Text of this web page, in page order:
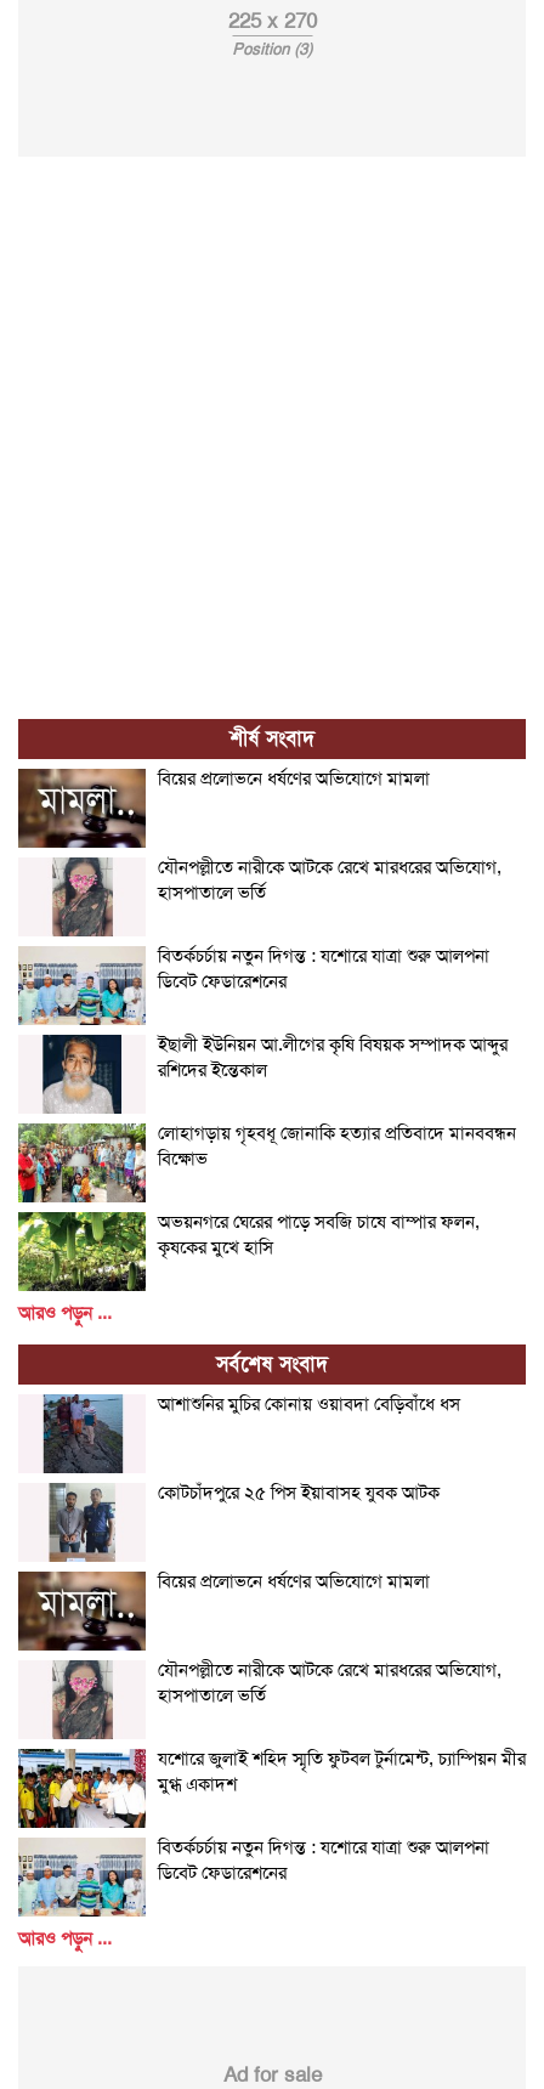
225 x 270
Position (3)
শীর্ষ সংবাদ
বিয়ের প্রলোভনে ধর্ষণের অভিযোগে মামলা
যৌনপল্লীতে নারীকে আটকে রেখে মারধরের অভিযোগ,
হাসপাতালে ভর্তি
বিতর্কচর্চায় নতুন দিগন্ত : যশোরে যাত্রা শুরু আলপনা
ডিবেট ফেডারেশনের
ইছালী ইউনিয়ন আ.লীগের কৃষি বিষয়ক সম্পাদক আব্দুর
রশিদের ইন্তেকাল
লোহাগড়ায় গৃহবধূ জোনাকি হত্যার প্রতিবাদে মানববন্ধন
বিক্ষোভ
অভয়নগরে ঘেরের পাড়ে সবজি চাষে বাম্পার ফলন,
কৃষকের মুখে হাসি
আরও পড়ুন ...
সর্বশেষ সংবাদ
আশাশুনির মুচির কোনায় ওয়াবদা বেড়িবাঁধে ধস
কোটচাঁদপুরে ২৫ পিস ইয়াবাসহ যুবক আটক
বিয়ের প্রলোভনে ধর্ষণের অভিযোগে মামলা
যৌনপল্লীতে নারীকে আটকে রেখে মারধরের অভিযোগ,
হাসপাতালে ভর্তি
যশোরে জুলাই শহিদ স্মৃতি ফুটবল টুর্নামেন্ট, চ্যাম্পিয়ন মীর
মুগ্ধ একাদশ
বিতর্কচর্চায় নতুন দিগন্ত : যশোরে যাত্রা শুরু আলপনা
ডিবেট ফেডারেশনের
আরও পড়ুন ...
Ad for sale